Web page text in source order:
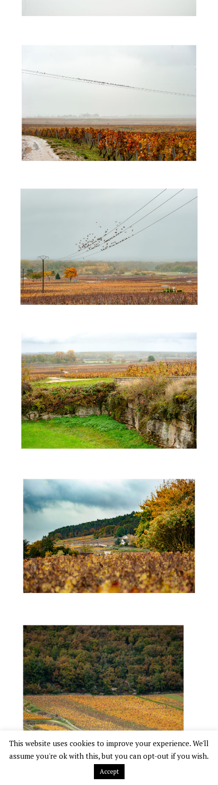
This website uses cookies to improve your experience. We'll
assume you're ok with this, but you can opt-out if you wish.
Accept